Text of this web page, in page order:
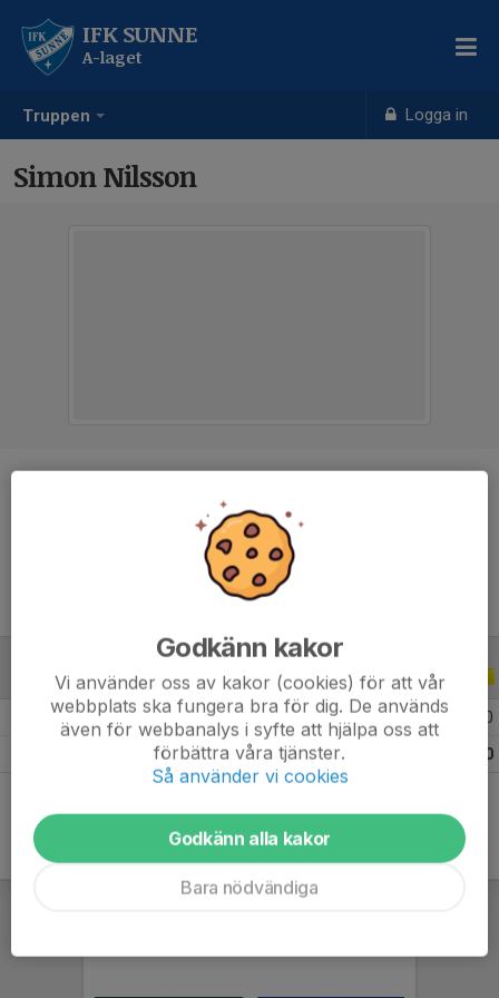
Truppen Logga in
IFK SUNNE
A-laget
Simon Nilsson
20 år
ALLA SERIER ALLA ÅR
18 0 0 0
0
Godkänn kakor
Vi använder oss av kakor (cookies) för att vår
webbplats ska fungera bra för dig. De används
även för webbanalys i syfte att hjälpa oss att
förbättra våra tjänster.
Så använder vi cookies
Godkänn alla kakor
Bara nödvändiga